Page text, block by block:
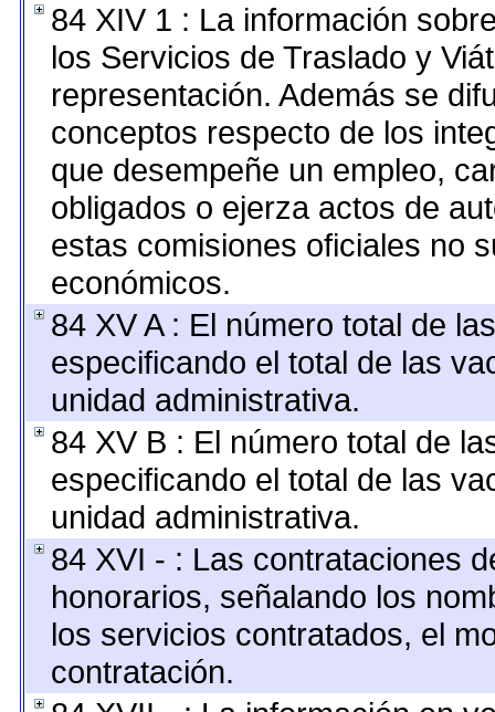
84 XIV 1 : La información
los Servicios de Traslado y
representación. Además se
conceptos respecto de los
que desempeñe un empleo,
obligados o ejerza actos de
estas comisiones oficiales no
económicos.
84 XV A : El número total de
especificando el total de las
unidad administrativa.
84 XV B : El número total de
especificando el total de las
unidad administrativa.
84 XVI - : Las contrataciones
honorarios, señalando los
los servicios contratados, el
contratación.